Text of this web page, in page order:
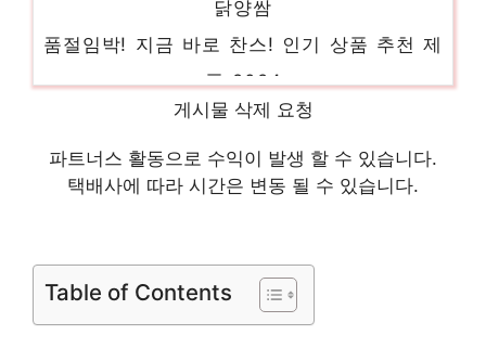
품절임박! 지금 바로 찬스! 인기 상품 추천 제
3초떡볶이
제품 2024
천 제품 2024
현미주먹밥
게시물 삭제 요청
파트너스 활동으로 수익이 발생 할 수 있습니다.
택배사에 따라 시간은 변동 될 수 있습니다.
Table of Contents